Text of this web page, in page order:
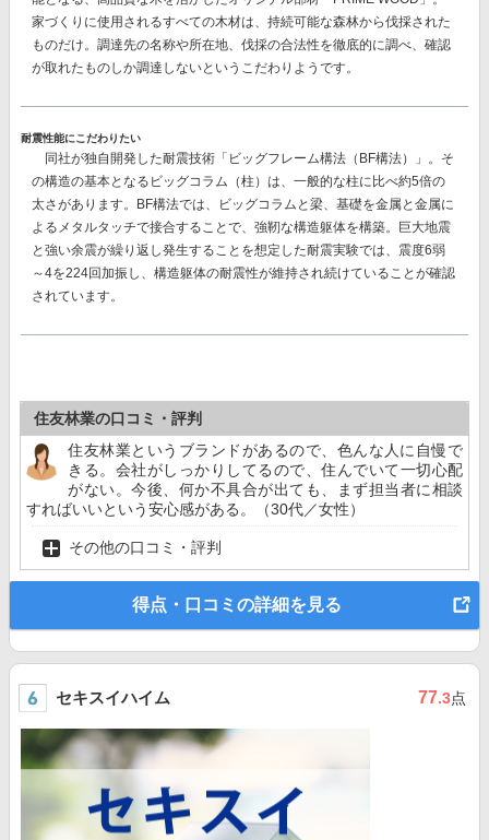
家づくりに使用されるすべての木材は、持続可能な森林から伐採された
ものだけ。調達先の名称や所在地、伐採の合法性を徹底的に調べ、確認
が取れたものしか調達しないというこだわりようです。
耐震性能にこだわりたい
同社が独自開発した耐震技術 「ビッグフレーム構法（BF構法）」。 そ
の構造の基本となるビッグコラム（柱）は、一般的な柱に比べ約5倍の
太さがあります。BF構法では、ビッグコラムと梁、基礎を金属と金属に
よるメタルタッチで接合することで、強靭な構造躯体を構築。巨大地震
と強い余震が繰り返し発生することを想定した耐震実験では、 震度6弱
～4を224回加振し、構造躯体の耐震性が維持され続けていることが確認
されています。
住友林業の口コミ・評判
住友林業というブランドがあるので、色んな人に自慢で
きる。会社がしっかりしてるので、住んでいて一切心配
がない。今後、何か不具合が出ても、まず担当者に相談
すればいいという安心感がある。（30代／女性）
その他の口コミ・評判
得点・口コミの詳細を見る
セキスイハイム 77.3点